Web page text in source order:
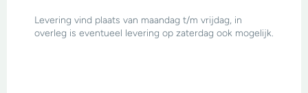
Levering vind plaats van maandag t/m vrijdag, in
overleg is eventueel levering op zaterdag ook mogelijk.